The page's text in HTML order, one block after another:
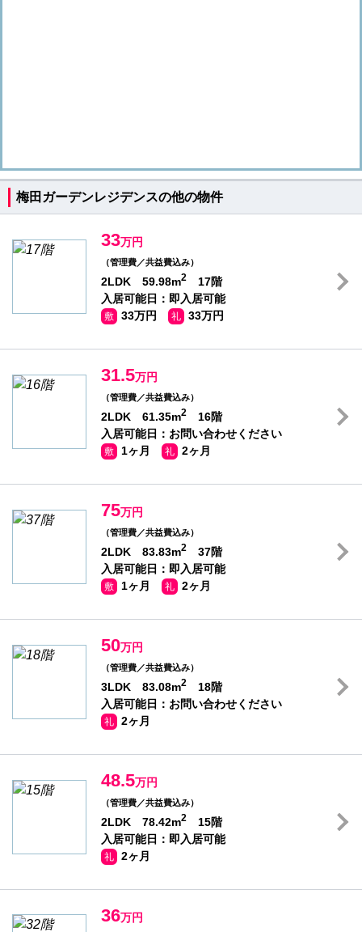
梅田ガーデンレジデンスの他の物件
33万円
（管理費／共益費込み）
2LDK 59.98m2
17階
入居可能日：即入居可能
敷 33万円 礼 33万円
31.5万円
（管理費／共益費込み）
2LDK 61.35m2
16階
入居可能日：お問い合わせください
敷 1ヶ月 礼 2ヶ月
75万円
（管理費／共益費込み）
2LDK 83.83m2
37階
入居可能日：即入居可能
敷 1ヶ月 礼 2ヶ月
50万円
（管理費／共益費込み）
3LDK 83.08m2
18階
入居可能日：お問い合わせください
礼 2ヶ月
48.5万円
（管理費／共益費込み）
2LDK 78.42m2
15階
入居可能日：即入居可能
礼 2ヶ月
36万円